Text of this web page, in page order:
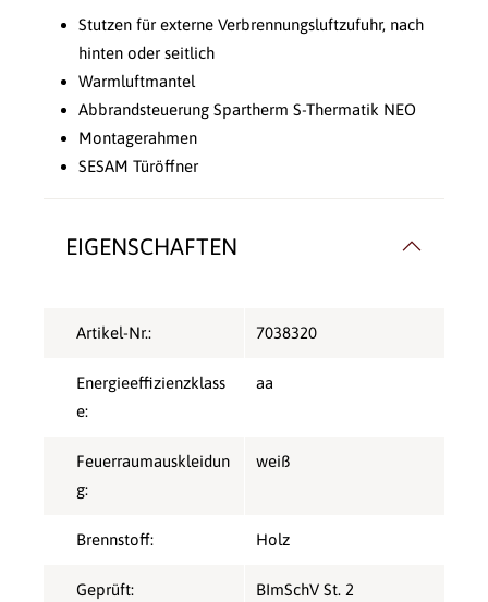
Stutzen für externe Verbrennungsluftzufuhr, nach
hinten oder seitlich
Warmluftmantel
Abbrandsteuerung Spartherm S-Thermatik NEO
Montagerahmen
SESAM Türöffner
EIGENSCHAFTEN
Artikel-Nr.: 7038320
Energieeffizienzklass
e:
aa
Feuerraumauskleidun
g:
weiß
Brennstoff: Holz
Geprüft: BImSchV St. 2